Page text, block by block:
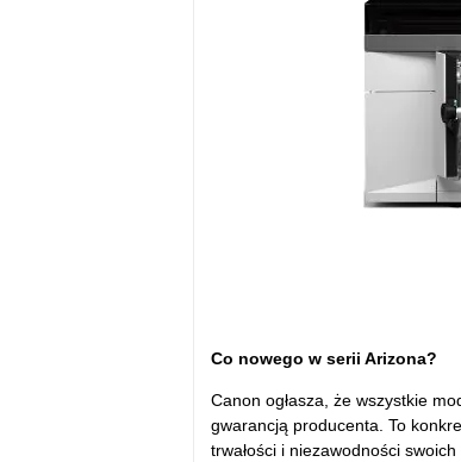
Co nowego w serii Arizona?
Canon ogłasza, że wszystkie
gwarancją producenta. To
trwałości i niezawodności